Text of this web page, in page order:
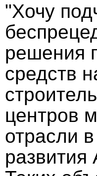
"Хочу
решения
средств
центров
отрасли
развития